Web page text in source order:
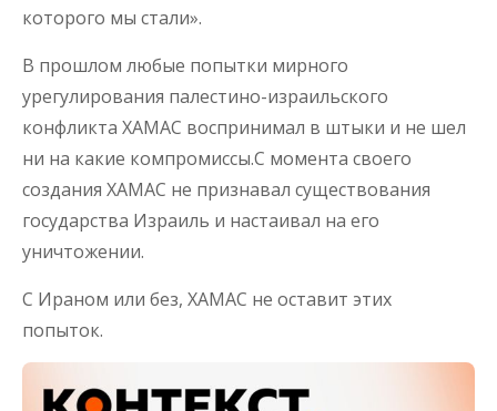
которого мы стали».
В прошлом любые попытки мирного
урегулирования палестино-израильского
конфликта ХАМАС воспринимал в штыки и не шел
ни на какие компромиссы.С момента своего
создания ХАМАС не признавал существования
государства Израиль и настаивал на его
уничтожении.
С Ираном или без, ХАМАС не оставит этих
попыток.